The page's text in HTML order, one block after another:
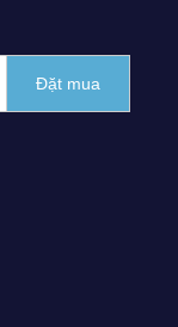
Đặt mua